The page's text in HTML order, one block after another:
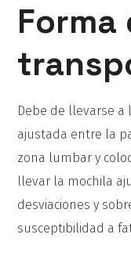
Forma
Debe de llevarse
ajustada entre la
zona lumbar y
llevar la mochila
desviaciones y
susceptibilidad a